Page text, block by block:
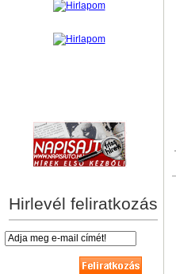
Hirlevél feliratkozás